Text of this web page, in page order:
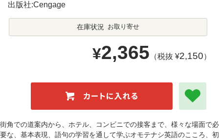
出版社:Cengage
在庫状況 お取り寄せ
¥2,365 （税抜 ¥2,150）
街角での道案内から、ホテル、コンビニでの接客まで、様々な場面で必
要な、基本表現、語句の学習を通して学ぶオモテナシ英語のこころ、初